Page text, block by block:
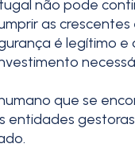
não pode
as
é legítimo
que se